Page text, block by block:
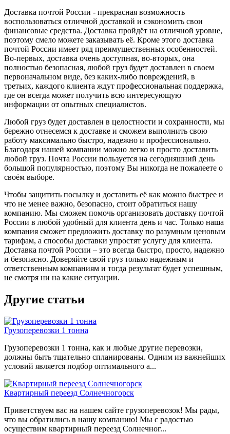
Доставка почтой России - прекрасная возможность
воспользоваться отличной доставкой и сэкономить свои
финансовые средства. Доставка пройдёт на отличной уровне,
поэтому смело можете заказывать её. Кроме этого доставка
почтой России имеет ряд преимущественных особенностей.
Во-первых, доставка очень доступная, во-вторых, она
полностью безопасная, любой груз будет доставлен в своем
первоначальном виде, без каких-либо повреждений, в
третьих, каждого клиента ждут профессиональная поддержка,
где он всегда может получить всю интересующую
информации от опытных специалистов.
Любой груз будет доставлен в целостности и сохранности, мы
бережно отнесемся к доставке и сможем выполнить свою
работу максимально быстро, надежно и профессионально.
Благодаря нашей компании можно легко и просто доставить
любой груз. Почта России пользуется на сегодняшний день
большой популярностью, поэтому Вы никогда не пожалеете о
своём выборе.
Чтобы защитить посылку и доставить её как можно быстрее и
что не менее важно, безопасно, стоит обратиться нашу
компанию. Мы сможем помочь организовать доставку почтой
России в любой удобный для клиента день и час. Только наша
компания сможет предложить доставку по разумным ценовым
тарифам, а способы доставки упростят услугу для клиента.
Доставка почтой России – это всегда быстро, просто, надежно
и безопасно. Доверяйте свой груз только надежным и
ответственным компаниям и тогда результат будет успешным,
не смотря ни на какие ситуации.
Другие статьи
Грузоперевозки 1 тонна
Грузоперевозки 1 тонна, как и любые другие перевозки,
должны быть тщательно спланированы. Одним из важнейших
условий является подбор оптимального а...
Квартирный переезд Солнечногорск
Приветствуем вас на нашем сайте грузоперевозок! Мы рады,
что вы обратились в нашу компанию! Мы с радостью
осуществим квартирный переезд Солнечног...